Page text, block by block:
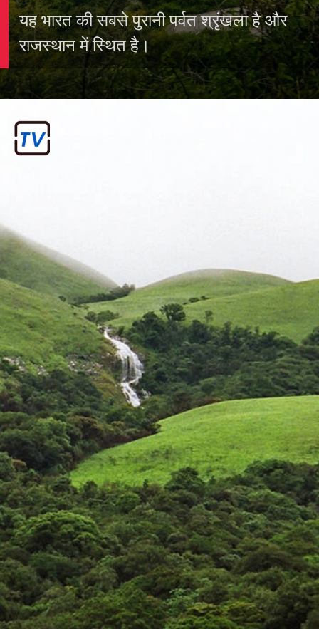
यह भारत की सबसे पुरानी पर्वत श्रृंखला है और
पश्चिमी घाट
यह भारत के पश्चिमी तट के साथ-साथ चलता है
और अपनी जैव विविधता के लिए जाना जाता है।